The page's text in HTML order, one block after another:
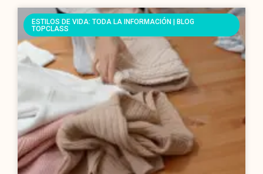
ESTILOS DE VIDA: TODA LA INFORMACIÓN | BLOG
TOPCLASS